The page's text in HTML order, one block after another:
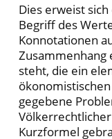
Dies erweist
Begriff des
Konnotationen
Zusammenhang
steht, die ein
gegebene
Kurzformel